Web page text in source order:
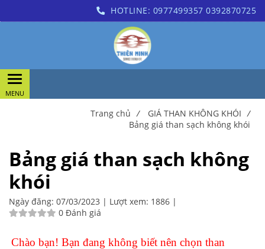
HOTLINE: 0977499357 0392870725
Trang chủ / GIÁ THAN KHÔNG KHÓI /
Bảng giá than sạch không khói
Bảng giá than sạch không
khói
Ngày đăng: 07/03/2023 | Lượt xem: 1886 |
0 Đánh giá
Chào bạn! Bạn đang không biết nên chọn than